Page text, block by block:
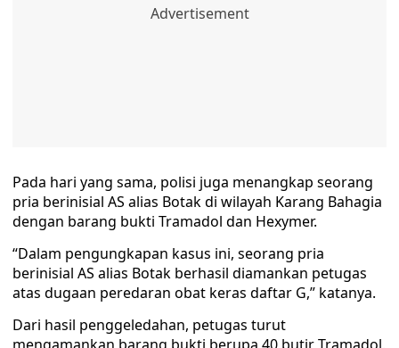
Pada hari yang sama, polisi juga menangkap seorang
pria berinisial AS alias Botak di wilayah Karang Bahagia
dengan barang bukti Tramadol dan Hexymer.
“Dalam pengungkapan kasus ini, seorang pria
berinisial AS alias Botak berhasil diamankan petugas
atas dugaan peredaran obat keras daftar G,” katanya.
Dari hasil penggeledahan, petugas turut